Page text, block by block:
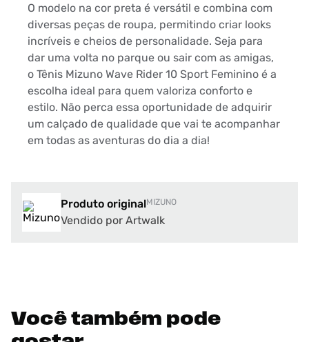
O modelo na cor preta é versátil e combina com
diversas peças de roupa, permitindo criar looks
incríveis e cheios de personalidade. Seja para
dar uma volta no parque ou sair com as amigas,
o Tênis Mizuno Wave Rider 10 Sport Feminino é a
escolha ideal para quem valoriza conforto e
estilo. Não perca essa oportunidade de adquirir
um calçado de qualidade que vai te acompanhar
em todas as aventuras do dia a dia!
Produto originalMIZUNO
Vendido por Artwalk
Você também pode